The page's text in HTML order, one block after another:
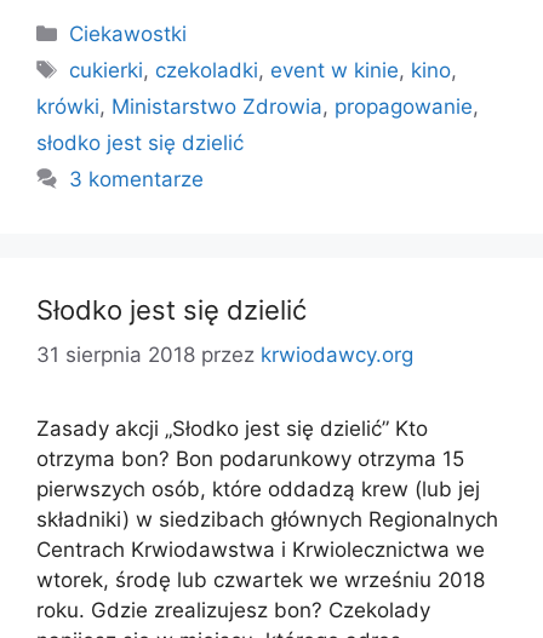
Kategorie
Ciekawostki
Tagi
cukierki, czekoladki, event w kinie, kino,
krówki, Ministarstwo Zdrowia, propagowanie,
słodko jest się dzielić
3 komentarze
Słodko jest się dzielić
31 sierpnia 2018 przez krwiodawcy.org
Zasady akcji „Słodko jest się dzielić” Kto
otrzyma bon? Bon podarunkowy otrzyma 15
pierwszych osób, które oddadzą krew (lub jej
składniki) w siedzibach głównych Regionalnych
Centrach Krwiodawstwa i Krwiolecznictwa we
wtorek, środę lub czwartek we wrześniu 2018
roku. Gdzie zrealizujesz bon? Czekolady